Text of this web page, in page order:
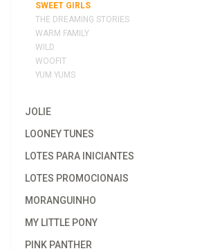
SWEET GIRLS
THE DREAMING STORIES
WARM FAMILY
WILD
WOOFIT
YUM YUMS
JOLIE
LOONEY TUNES
LOTES PARA INICIANTES
LOTES PROMOCIONAIS
MORANGUINHO
MY LITTLE PONY
PINK PANTHER